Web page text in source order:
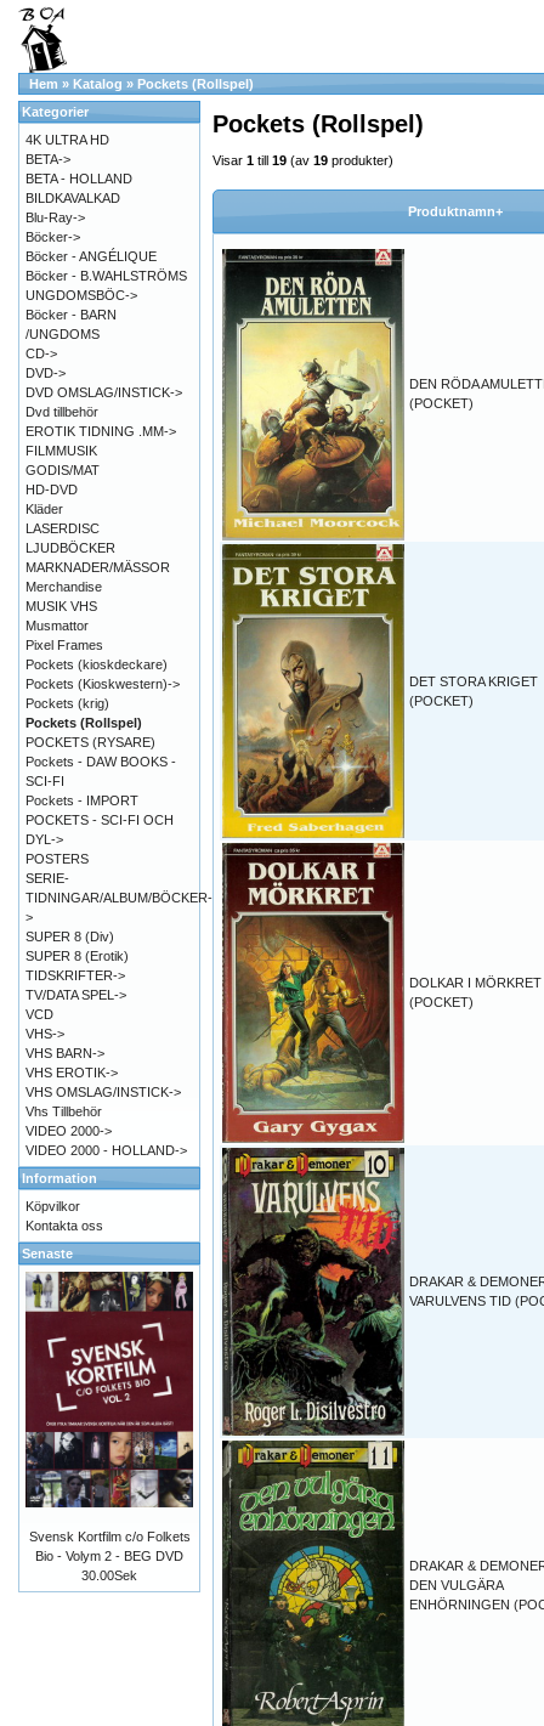
Hem » Katalog » Pockets (Rollspel)
Pockets (Rollspel)
Visar 1 till 19 (av 19 produkter)
Produktnamn+
DEN RÖDA
(POCKET)
DET STORA KRIGET
(POCKET)
DOLKAR I MÖRKRET
(POCKET)
DRAKAR &
VARULVENS TID
DRAKAR &
DEN VULGÄRA
ENHÖRNINGEN
Kategorier
4K ULTRA HD
BETA->
BETA - HOLLAND
BILDKAVALKAD
Blu-Ray->
Böcker->
Böcker - ANGÉLIQUE
Böcker - B.WAHLSTRÖMS
UNGDOMSBÖC->
Böcker - BARN
/UNGDOMS
CD->
DVD->
DVD OMSLAG/INSTICK->
Dvd tillbehör
EROTIK TIDNING .MM->
FILMMUSIK
GODIS/MAT
HD-DVD
Kläder
LASERDISC
LJUDBÖCKER
MARKNADER/MÄSSOR
Merchandise
MUSIK VHS
Musmattor
Pixel Frames
Pockets (kioskdeckare)
Pockets (Kioskwestern)->
Pockets (krig)
Pockets (Rollspel)
POCKETS (RYSARE)
Pockets - DAW BOOKS -
SCI-FI
Pockets - IMPORT
POCKETS - SCI-FI OCH
DYL->
POSTERS
SERIE-
TIDNINGAR/ALBUM/BÖCKER-
>
SUPER 8 (Div)
SUPER 8 (Erotik)
TIDSKRIFTER->
TV/DATA SPEL->
VCD
VHS->
VHS BARN->
VHS EROTIK->
VHS OMSLAG/INSTICK->
Vhs Tillbehör
VIDEO 2000->
VIDEO 2000 - HOLLAND->
Information
Köpvilkor
Kontakta oss
Senaste
Svensk Kortfilm c/o Folkets
Bio - Volym 2 - BEG DVD
30.00Sek